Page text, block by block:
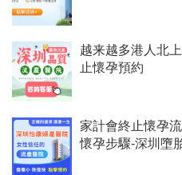
越来越多港人北
止懷孕預約
家計會終止懷孕
懷孕步驟-深圳墮